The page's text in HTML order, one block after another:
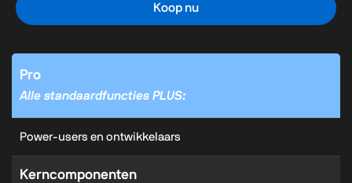
Koop nu
Pro
Alle standaardfuncties PLUS:
Power‑users en ontwikkelaars
Kerncomponenten